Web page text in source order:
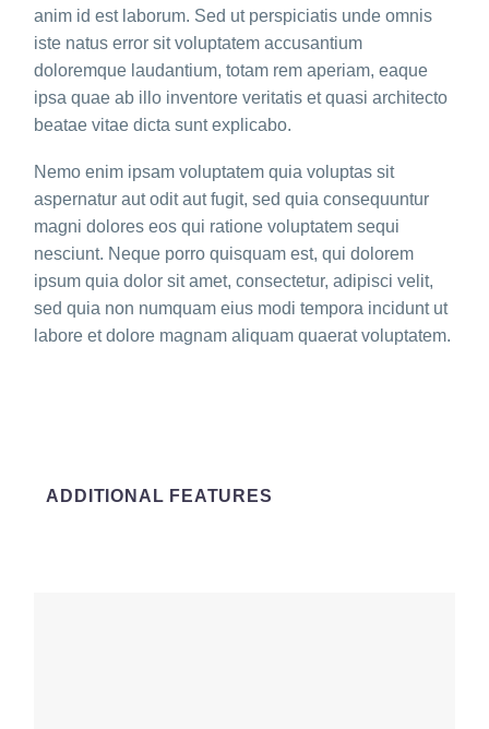
anim id est laborum. Sed ut perspiciatis unde omnis
iste natus error sit voluptatem accusantium
doloremque laudantium, totam rem aperiam, eaque
ipsa quae ab illo inventore veritatis et quasi architecto
beatae vitae dicta sunt explicabo.
Nemo enim ipsam voluptatem quia voluptas sit
aspernatur aut odit aut fugit, sed quia consequuntur
magni dolores eos qui ratione voluptatem sequi
nesciunt. Neque porro quisquam est, qui dolorem
ipsum quia dolor sit amet, consectetur, adipisci velit,
sed quia non numquam eius modi tempora incidunt ut
labore et dolore magnam aliquam quaerat voluptatem.
ADDITIONAL FEATURES